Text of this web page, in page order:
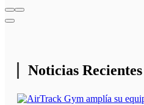
Noticias Recientes